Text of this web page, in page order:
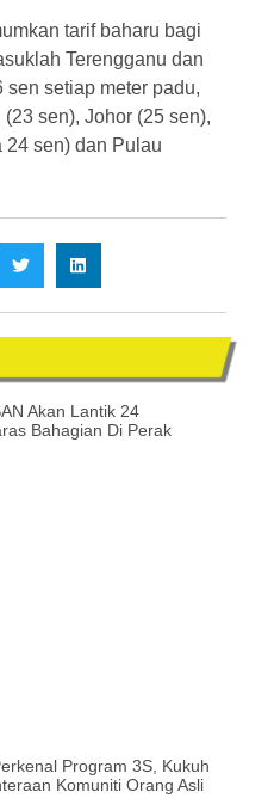
tarif baharu bagi
Terengganu dan
setiap meter padu,
sen), Johor (25 sen),
24 sen) dan Pulau
Akan Lantik 24
Bahagian Di Perak
Program 3S, Kukuh
Komuniti Orang Asli